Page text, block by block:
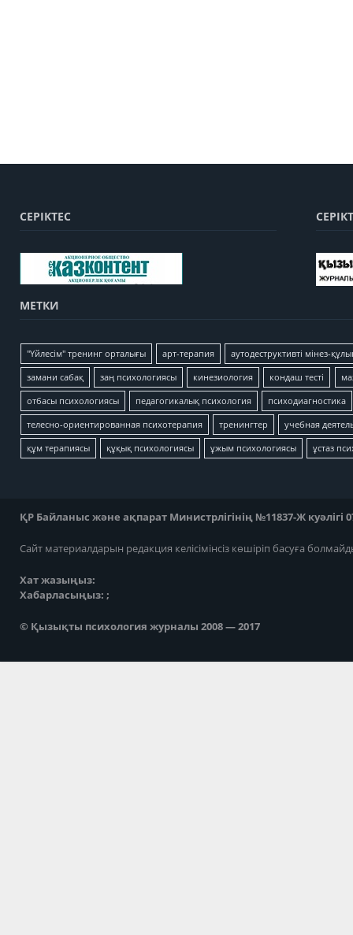
СЕРІКТЕС
МЕТКИ
"Үйлесім" тренинг орталығы арт-терапия аутодеструктивті мінез-
замани сабақ заң психологиясы кинезиология кондаш тесті
отбасы психологиясы педагогикалық психология психодиагностика
телесно-ориентированная психотерапия тренингтер учебная
құм терапиясы құқық психологиясы ұжым психологиясы ұстаз
ҚР Байланыс және ақпарат Министрлігінің №11837-Ж куәлігі
Сайт материалдарын редакция келісімінсіз көшіріп басуға
Хат жазыңыз:
Хабарласыңыз: ;
© Қызықты психология журналы 2008 — 2017